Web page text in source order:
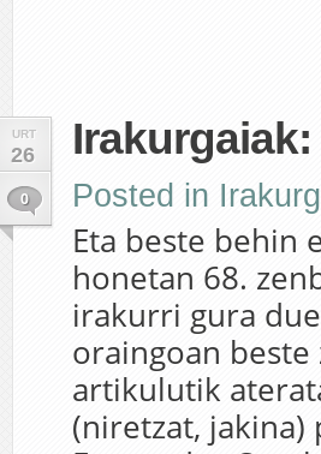
URT
26
0
Irakurgaiak:
Posted in
Eta beste behin
honetan 68.
irakurri gura
oraingoan
artikulutik
(niretzat, jakina)